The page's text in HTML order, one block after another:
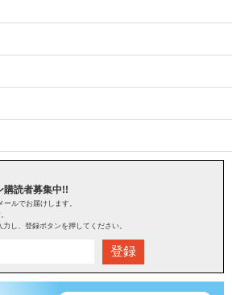
購読者募集中!!
ルでお届けします。
し、登録ボタンを押してください。
登録